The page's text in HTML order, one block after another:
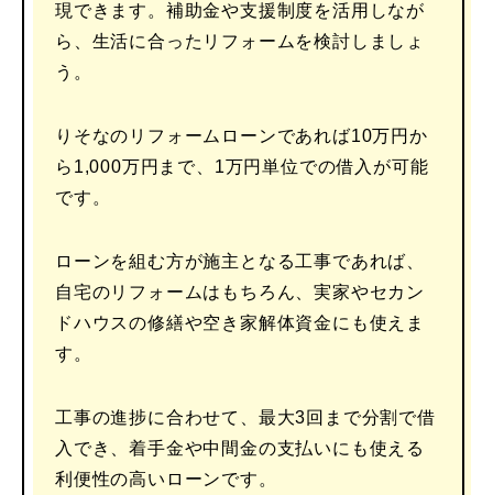
現できます。補助金や支援制度を活用しなが
ら、生活に合ったリフォームを検討しましょ
う。
りそなのリフォームローンであれば10万円か
ら1,000万円まで、1万円単位での借入が可能
です。
ローンを組む方が施主となる工事であれば、
自宅のリフォームはもちろん、実家やセカン
ドハウスの修繕や空き家解体資金にも使えま
す。
工事の進捗に合わせて、最大3回まで分割で借
入でき、着手金や中間金の支払いにも使える
利便性の高いローンです。